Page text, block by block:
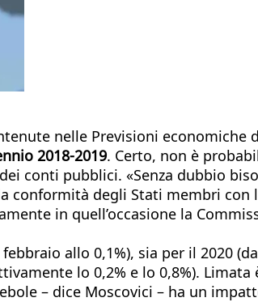
nelle Previsioni economiche
2018-2019. Certo, non è
dei conti pubblici. «Senza dubbio
conformità degli Stati membri con
in quell’occasione la
allo 0,1%), sia per il 2020
lo 0,2% e lo 0,8%). Limata
– dice Moscovici – ha un